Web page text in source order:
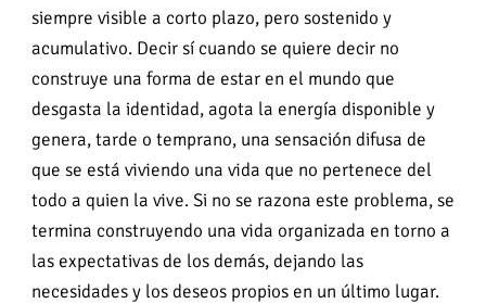
siempre visible a corto plazo, pero sostenido y
acumulativo. Decir sí cuando se quiere decir no
construye una forma de estar en el mundo que
desgasta la identidad, agota la energía disponible y
genera, tarde o temprano, una sensación difusa de
que se está viviendo una vida que no pertenece del
todo a quien la vive. Si no se razona este problema, se
termina construyendo una vida organizada en torno a
las expectativas de los demás, dejando las
necesidades y los deseos propios en un último lugar.